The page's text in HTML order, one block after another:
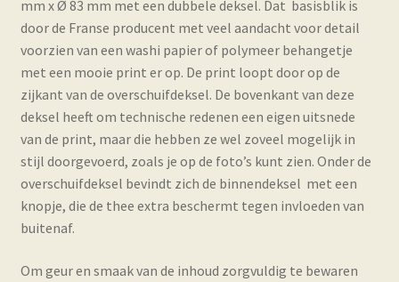
mm x Ø 83 mm met een dubbele deksel. Dat basisblik is
door de Franse producent met veel aandacht voor detail
voorzien van een washi papier of polymeer behangetje
met een mooie print er op. De print loopt door op de
zijkant van de overschuifdeksel. De bovenkant van deze
deksel heeft om technische redenen een eigen uitsnede
van de print, maar die hebben ze wel zoveel mogelijk in
stijl doorgevoerd, zoals je op de foto’s kunt zien. Onder de
overschuifdeksel bevindt zich de binnendeksel met een
knopje, die de thee extra beschermt tegen invloeden van
buitenaf.
Om geur en smaak van de inhoud zorgvuldig te bewaren